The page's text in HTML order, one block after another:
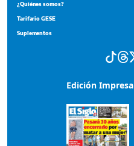
¿Quiénes somos?
Tarifario GESE
Suplementos
Edición Impresa